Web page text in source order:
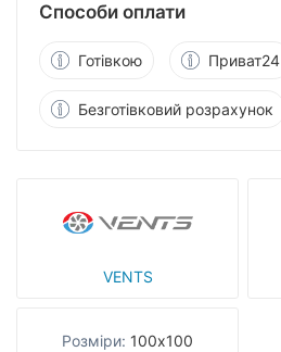
VENTS
Розміри: 100х100
Способи оплати
Готівкою Приват24
Безготівковий розрахунок